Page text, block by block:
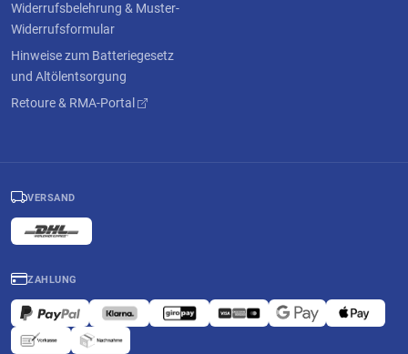
Widerrufsbelehrung & Muster-
Widerrufsformular
Hinweise zum Batteriegesetz
und Altölentsorgung
Retoure & RMA-Portal
VERSAND
ZAHLUNG